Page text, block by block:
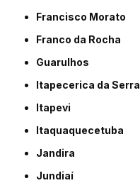
Francisco Morato
Franco da Rocha
Guarulhos
Itapecerica da Serra
Itapevi
Itaquaquecetuba
Jandira
Jundiaí